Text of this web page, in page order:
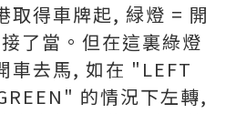
取得車牌起, 緑燈 = 開
了當。但在這裏綠燈
車去馬, 如在 "LEFT
的情況下左轉,